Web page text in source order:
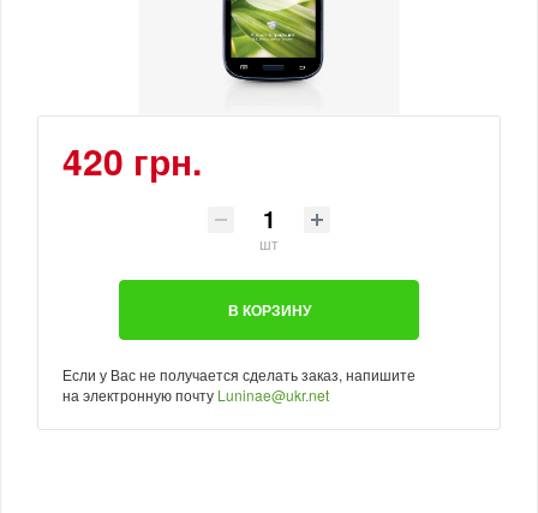
420 грн.
шт
В КОРЗИНУ
Если у Вас не получается сделать заказ, напишите
на электронную почту Luninae@ukr.net